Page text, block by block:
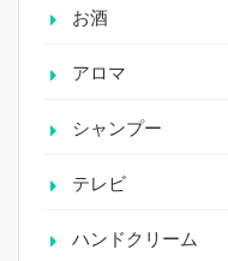
お酒
アロマ
シャンプー
テレビ
ハンドクリーム